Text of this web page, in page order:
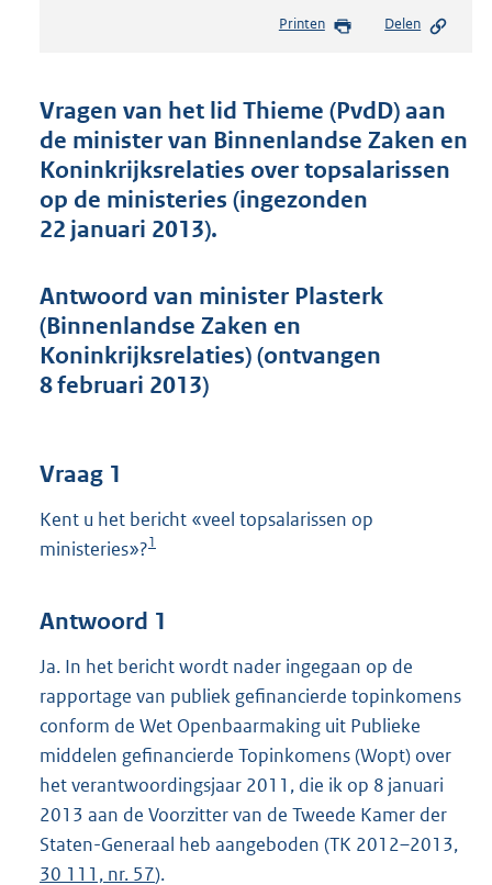
s
d
s
g
r
t
e
:
4
Printen Delen
Vragen van het lid Thieme (PvdD) aan
de minister van Binnenlandse Zaken en
Koninkrijksrelaties over topsalarissen
op de ministeries (ingezonden
22 januari 2013).
Antwoord van minister Plasterk
(Binnenlandse Zaken en
Koninkrijksrelaties) (ontvangen
8 februari 2013)
Vraag 1
Kent u het bericht «veel topsalarissen op
ministeries»?1
Antwoord 1
Ja. In het bericht wordt nader ingegaan op de
rapportage van publiek gefinancierde topinkomens
conform de Wet Openbaarmaking uit Publieke
middelen gefinancierde Topinkomens (Wopt) over
het verantwoordingsjaar 2011, die ik op 8 januari
2013 aan de Voorzitter van de Tweede Kamer der
Staten-Generaal heb aangeboden (TK 2012–2013,
30 111, nr. 57).